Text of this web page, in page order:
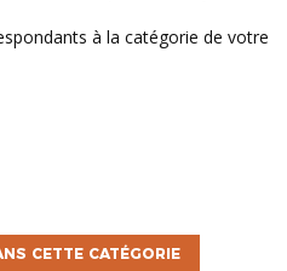
CETTE CATÉGORIE